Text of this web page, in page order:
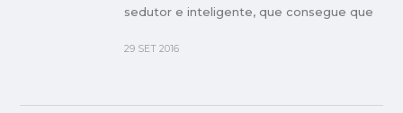
sedutor e inteligente, que consegue que
às forças de dominação.”
29 SET 2016